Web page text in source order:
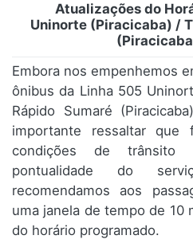
Atualizações do
Uninorte (Piracicaba) /
Embora nos empenhemos
ônibus da Linha 505
Rápido Sumaré
importante ressaltar que
condições de trânsito
pontualidade do
recomendamos aos
uma janela de tempo de 10
do horário programado.